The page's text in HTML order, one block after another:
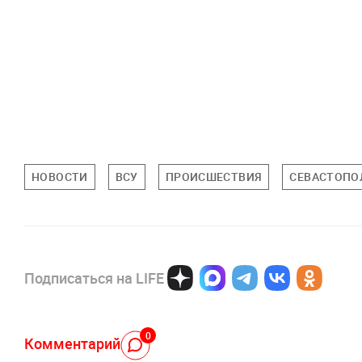
НОВОСТИ ВСУ ПРОИСШЕСТВИЯ
Подписаться на LIFE
Комментарий 0